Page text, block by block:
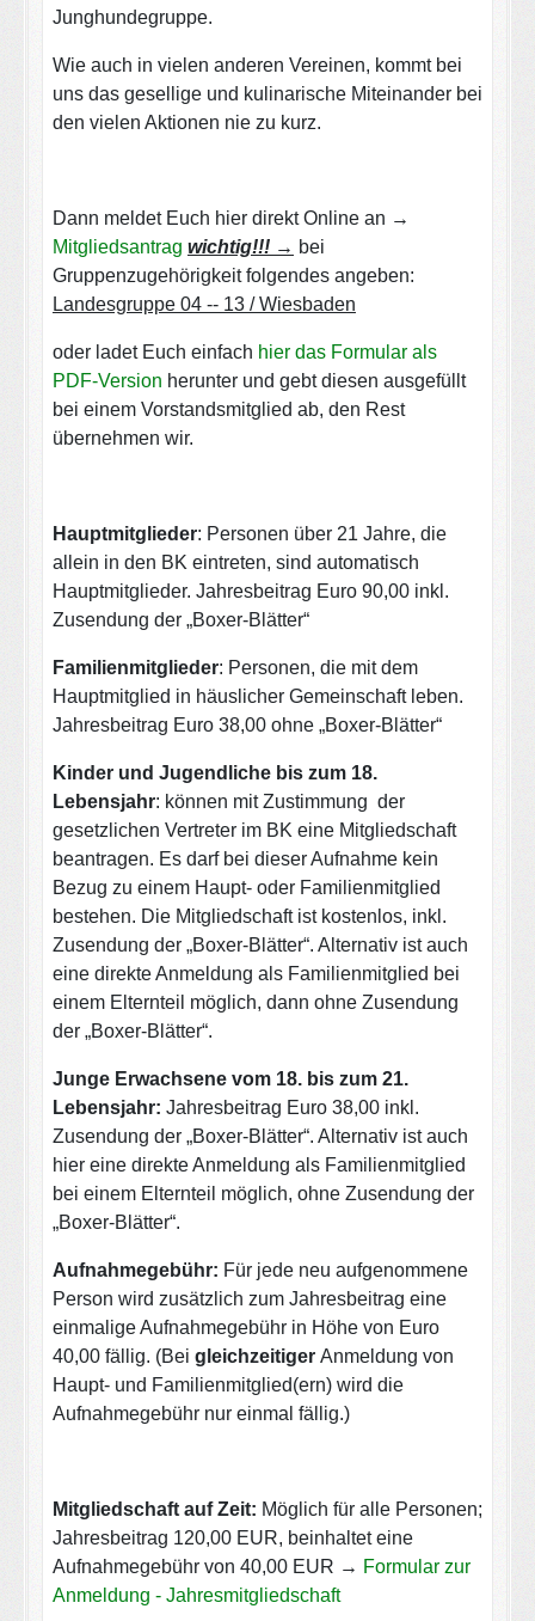
Junghundegruppe.
Wie auch in vielen anderen Vereinen, kommt bei
uns das gesellige und kulinarische Miteinander bei
den vielen Aktionen nie zu kurz.
Dann meldet Euch hier direkt Online an →
Mitgliedsantrag wichtig!!! → bei
Gruppenzugehörigkeit folgendes angeben:
Landesgruppe 04 -- 13 / Wiesbaden
oder ladet Euch einfach hier das Formular als
PDF-Version herunter und gebt diesen ausgefüllt
bei einem Vorstandsmitglied ab, den Rest
übernehmen wir.
Hauptmitglieder: Personen über 21 Jahre, die
allein in den BK eintreten, sind automatisch
Hauptmitglieder. Jahresbeitrag Euro 90,00 inkl.
Zusendung der „Boxer-Blätter“
Familienmitglieder: Personen, die mit dem
Hauptmitglied in häuslicher Gemeinschaft leben.
Jahresbeitrag Euro 38,00 ohne „Boxer-Blätter“
Kinder und Jugendliche bis zum 18.
Lebensjahr: können mit Zustimmung der
gesetzlichen Vertreter im BK eine Mitgliedschaft
beantragen. Es darf bei dieser Aufnahme kein
Bezug zu einem Haupt- oder Familienmitglied
bestehen. Die Mitgliedschaft ist kostenlos, inkl.
Zusendung der „Boxer-Blätter“. Alternativ ist auch
eine direkte Anmeldung als Familienmitglied bei
einem Elternteil möglich, dann ohne Zusendung
der „Boxer-Blätter“.
Junge Erwachsene vom18. bis zum 21.
Lebensjahr: Jahresbeitrag Euro 38,00 inkl.
Zusendung der „Boxer-Blätter“. Alternativ ist auch
hier eine direkte Anmeldung als Familienmitglied
bei einem Elternteil möglich, ohne Zusendung der
„Boxer-Blätter“.
Aufnahmegebühr: Für jede neu aufgenommene
Person wird zusätzlich zum Jahresbeitrag eine
einmalige Aufnahmegebühr in Höhe von Euro
40,00 fällig. (Bei gleichzeitiger Anmeldung von
Haupt- und Familienmitglied(ern) wird die
Aufnahmegebühr nur einmal fällig.)
Mitgliedschaft auf Zeit: Möglich für alle Personen;
Jahresbeitrag 120,00 EUR, beinhaltet eine
Aufnahmegebühr von 40,00 EUR → Formular zur
Anmeldung - Jahresmitgliedschaft